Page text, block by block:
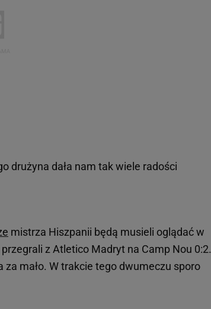
drużyna dała nam tak wiele radości
mistrza Hiszpanii będą musieli oglądać w
z Atletico Madryt na Camp Nou 0:2.
za mało. W trakcie tego dwumeczu sporo